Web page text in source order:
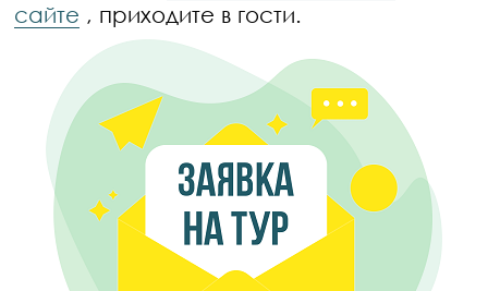
сайте , приходите в гости.